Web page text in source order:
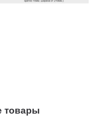
товары